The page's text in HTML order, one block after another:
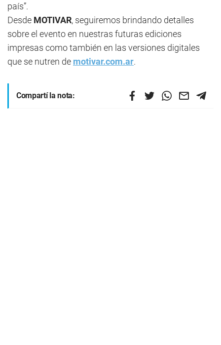
país”.
Desde MOTIVAR, seguiremos brindando detalles
sobre el evento en nuestras futuras ediciones
impresas como también en las versiones digitales
que se nutren de motivar.com.ar.
Compartí la nota: